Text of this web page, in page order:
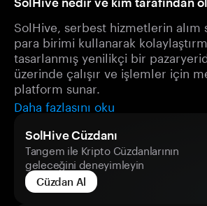
SolHive, serbest hizmetlerin alım
para birimi kullanarak
tasarlanmış yenilikçi bir
üzerinde çalışır ve işlemler için
platform sunar.
Daha fazlasını oku
SolHive Cüzdanı
Tangem ile Kripto Cüzdanlarının
geleceğini deneyimleyin
Cüzdan Al